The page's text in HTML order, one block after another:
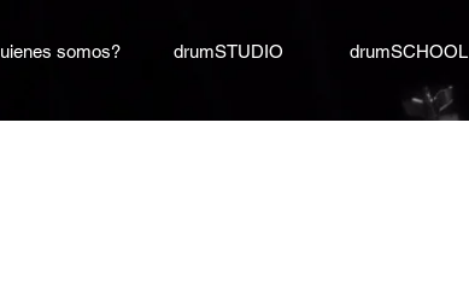
somos? drumSTUDIO drumSCHOOL